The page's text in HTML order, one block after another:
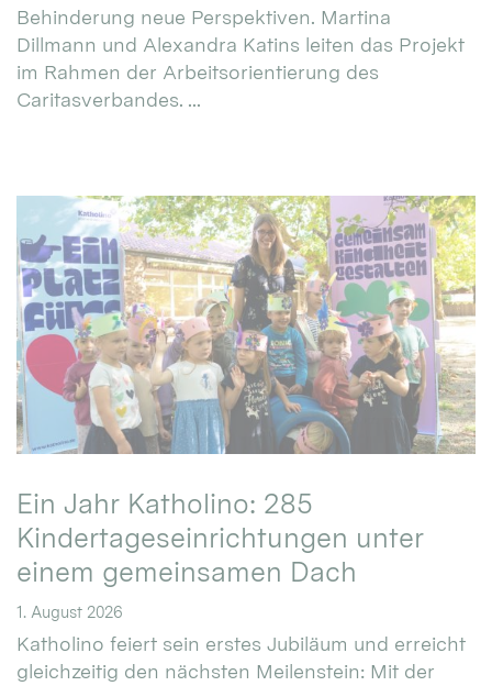
Behinderung neue Perspektiven. Martina
Dillmann und Alexandra Katins leiten das Projekt
im Rahmen der Arbeitsorientierung des
Caritasverbandes. ...
Ein Jahr Katholino: 285
Kindertageseinrichtungen unter
einem gemeinsamen Dach
1. August 2026
Katholino feiert sein erstes Jubiläum und erreicht
gleichzeitig den nächsten Meilenstein: Mit der